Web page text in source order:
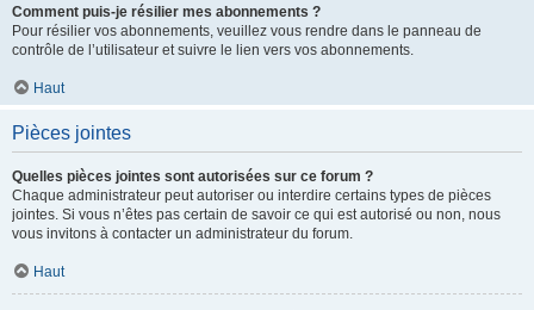
Comment puis-je résilier mes abonnements ?
Pour résilier vos abonnements, veuillez vous rendre dans le panneau de
contrôle de l’utilisateur et suivre le lien vers vos abonnements.
Haut
Pièces jointes
Quelles pièces jointes sont autorisées sur ce forum ?
Chaque administrateur peut autoriser ou interdire certains types de pièces
jointes. Si vous n’êtes pas certain de savoir ce qui est autorisé ou non, nous
vous invitons à contacter un administrateur du forum.
Haut